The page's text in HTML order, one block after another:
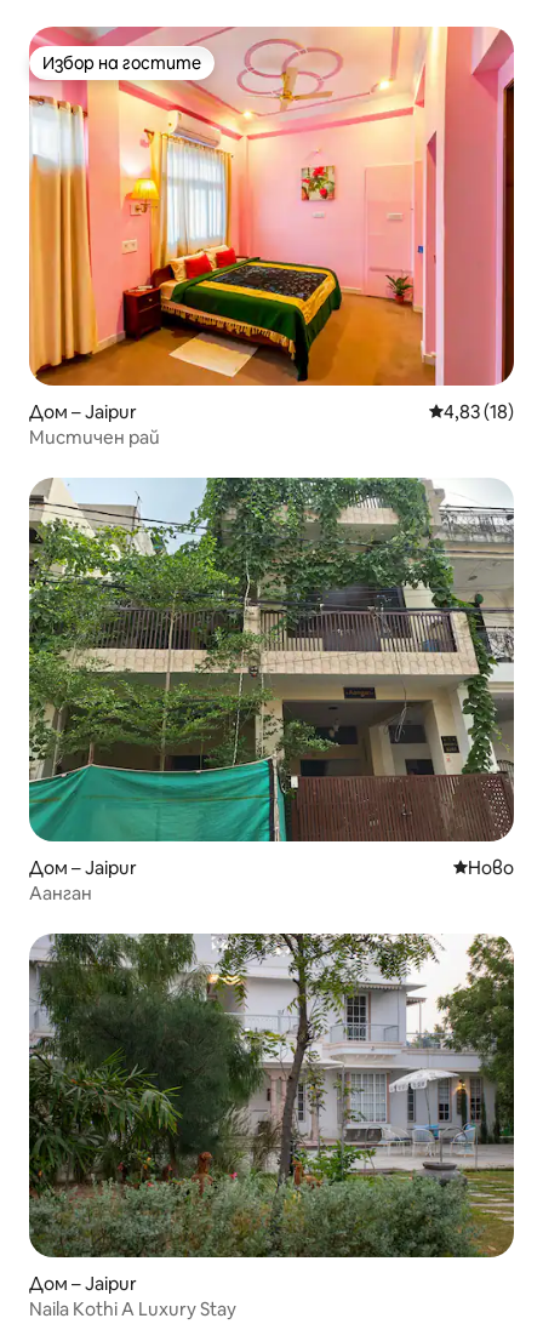
Избор на гостите
Избор на гостите
Дом – Jaipur Средна
4,83 (18)
Мистичен рай
Дом – Jaipur Ново
Ново
Аанган
Дом – Jaipur
Naila Kothi A Luxury Stay